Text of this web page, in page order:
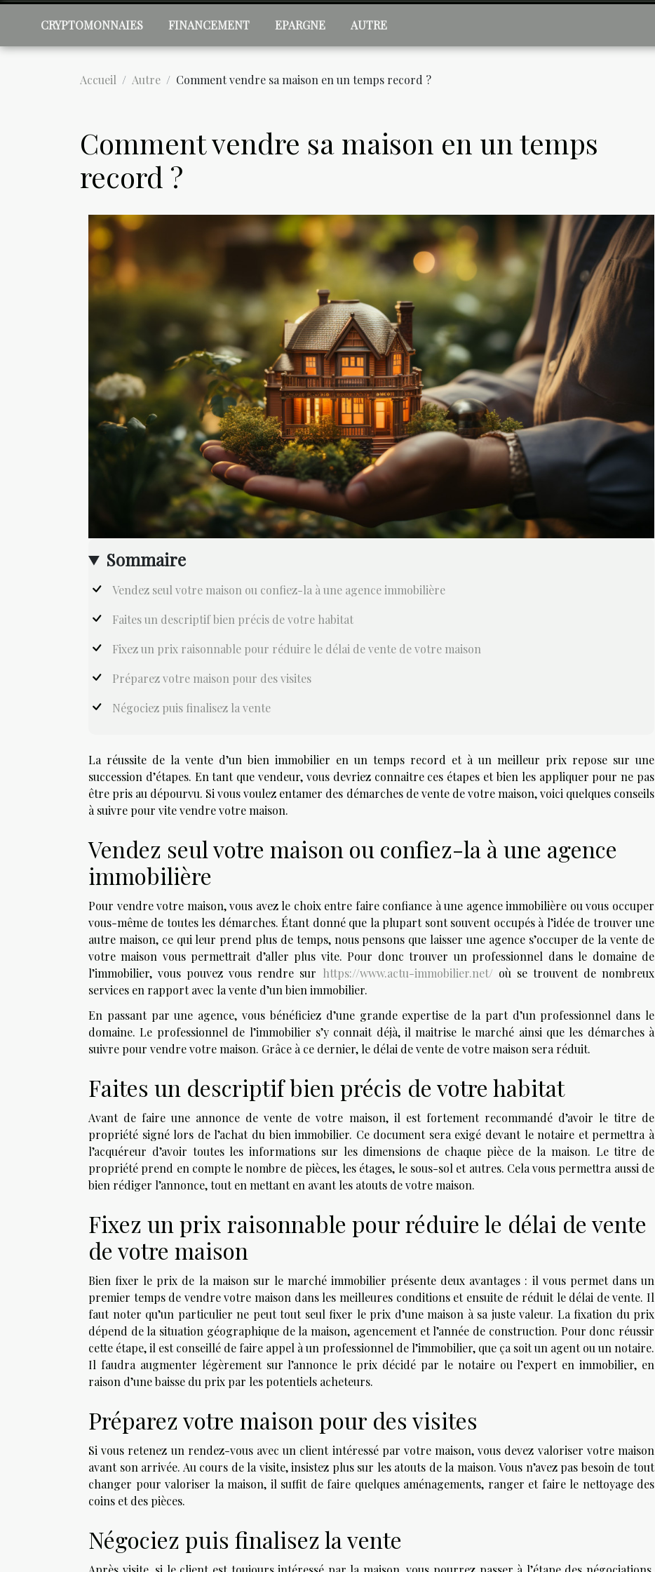
CRYPTOMONNAIES FINANCEMENT EPARGNE AUTRE
Accueil Autre Comment vendre sa maison en un temps record ?
Comment vendre sa maison en un temps
record ?
Sommaire
Vendez seul votre maison ou confiez-la à une agence immobilière
Faites un descriptif bien précis de votre habitat
Fixez un prix raisonnable pour réduire le délai de vente de votre maison
Préparez votre maison pour des visites
Négociez puis finalisez la vente
La réussite de la vente d’un bien immobilier en un temps record et à un meilleur prix repose sur une
succession d’étapes. En tant que vendeur, vous devriez connaitre ces étapes et bien les appliquer pour ne pas
être pris au dépourvu. Si vous voulez entamer des démarches de vente de votre maison, voici quelques conseils
à suivre pour vite vendre votre maison.
Vendez seul votre maison ou confiez-la à une agence
immobilière
Pour vendre votre maison, vous avez le choix entre faire confiance à une agence immobilière ou vous occuper
vous-même de toutes les démarches. Étant donné que la plupart sont souvent occupés à l’idée de trouver une
autre maison, ce qui leur prend plus de temps, nous pensons que laisser une agence s’occuper de la vente de
votre maison vous permettrait d’aller plus vite. Pour donc trouver un professionnel dans le domaine de
l’immobilier, vous pouvez vous rendre sur https://www.actu-immobilier.net/où se trouvent de nombreux
services en rapport avec la vente d’un bien immobilier.
En passant par une agence, vous bénéficiez d’une grande expertise de la part d’un professionnel dans le
domaine. Le professionnel de l’immobilier s’y connait déjà, il maitrise le marché ainsi que les démarches à
suivre pour vendre votre maison. Grâce à ce dernier, le délai de vente de votre maison sera réduit.
Faites un descriptif bien précis de votre habitat
Avant de faire une annonce de vente de votre maison, il est fortement recommandé d’avoir le titre de
propriété signé lors de l’achat du bien immobilier. Ce document sera exigé devant le notaire et permettra à
l’acquéreur d’avoir toutes les informations sur les dimensions de chaque pièce de la maison. Le titre de
propriété prend en compte le nombre de pièces, les étages, le sous-sol et autres. Cela vous permettra aussi de
bien rédiger l’annonce, tout en mettant en avant les atouts de votre maison.
Fixez un prix raisonnable pour réduire le délai de vente
de votre maison
Bien fixer le prix de la maison sur le marché immobilier présente deux avantages : il vous permet dans un
premier temps de vendre votre maison dans les meilleures conditions et ensuite de réduit le délai de vente. Il
faut noter qu’un particulier ne peut tout seul fixer le prix d’une maison à sa juste valeur. La fixation du prix
dépend de la situation géographique de la maison, agencement et l’année de construction. Pour donc réussir
cette étape, il est conseillé de faire appel à un professionnel de l’immobilier, que ça soit un agent ou un notaire.
Il faudra augmenter légèrement sur l’annonce le prix décidé par le notaire ou l’expert en immobilier, en
raison d’une baisse du prix par les potentiels acheteurs.
Préparez votre maison pour des visites
Si vous retenez un rendez-vous avec un client intéressé par votre maison, vous devez valoriser votre maison
avant son arrivée. Au cours de la visite, insistez plus sur les atouts de la maison. Vous n’avez pas besoin de tout
changer pour valoriser la maison, il suffit de faire quelques aménagements, ranger et faire le nettoyage des
coins et des pièces.
Négociez puis finalisez la vente